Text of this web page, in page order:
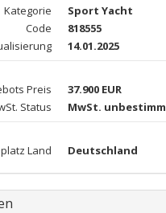
Kategorie
Sport Yacht
Code
818555
14.01.2025
Preis
37.900 EUR
Status
MwSt.
Land Deutschland